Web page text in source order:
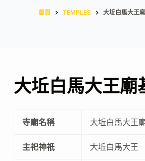
首頁 TEMPLES 大坵白馬大王
大坵白馬大王廟
寺廟名稱 大坵白馬大王
主祀神祇 大坵白馬大王